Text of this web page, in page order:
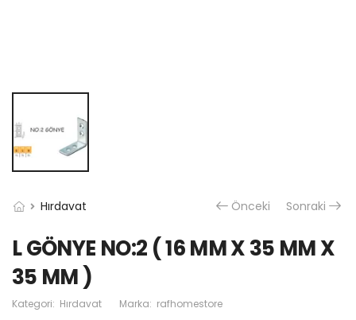
Hırdavat Önceki Sonraki
L GÖNYE NO:2 ( 16 MM X 35 MM X
35 MM )
Kategori: Hırdavat Marka: rafhomestore